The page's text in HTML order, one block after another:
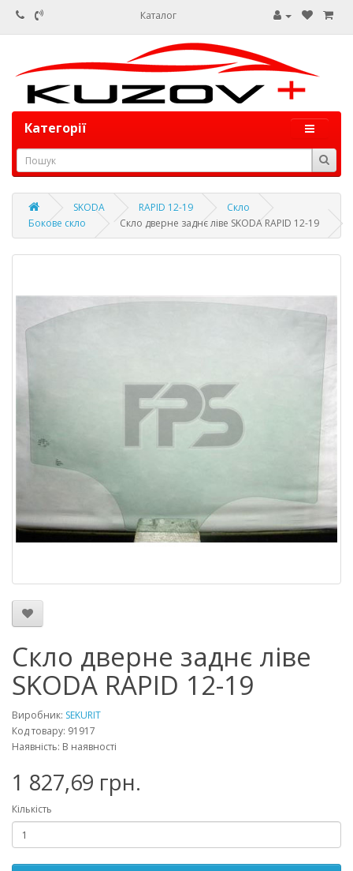
Каталог
Категорії
SKODA RAPID 12-19
Скло
Бокове скло
Скло дверне заднє ліве SKODA RAPID 12-19
Скло дверне заднє ліве
SKODA RAPID 12-19
Виробник: SEKURIT
Код товару: 91917
Наявність: В наявності
1 827,69 грн.
Кількість